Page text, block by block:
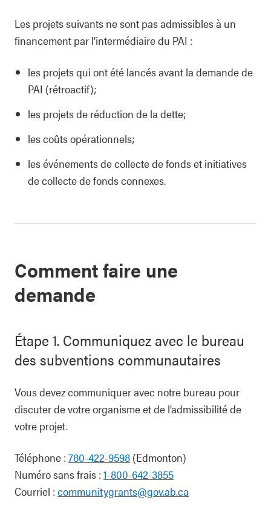
Les projets suivants ne sont pas admissibles à un
financement par l’intermédiaire du PAI :
les projets qui ont été lancés avant la demande de
PAI (rétroactif);
les projets de réduction de la dette;
les coûts opérationnels;
les événements de collecte de fonds et initiatives
de collecte de fonds connexes.
Comment faire une
demande
Étape 1. Communiquez avec le bureau
des subventions communautaires
Vous devez communiquer avec notre bureau pour
discuter de votre organisme et de l’admissibilité de
votre projet.
Téléphone : 780-422-9598 (Edmonton)
Numéro sans frais : 1-800-642-3855
Courriel : communitygrants@gov.ab.ca